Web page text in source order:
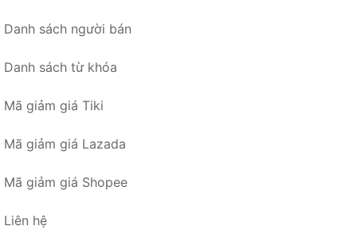
Danh sách người bán
Danh sách từ khóa
Mã giảm giá Tiki
Mã giảm giá Lazada
Mã giảm giá Shopee
Liên hệ